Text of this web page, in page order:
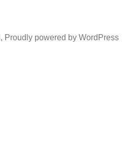
, Proudly powered by WordPress.